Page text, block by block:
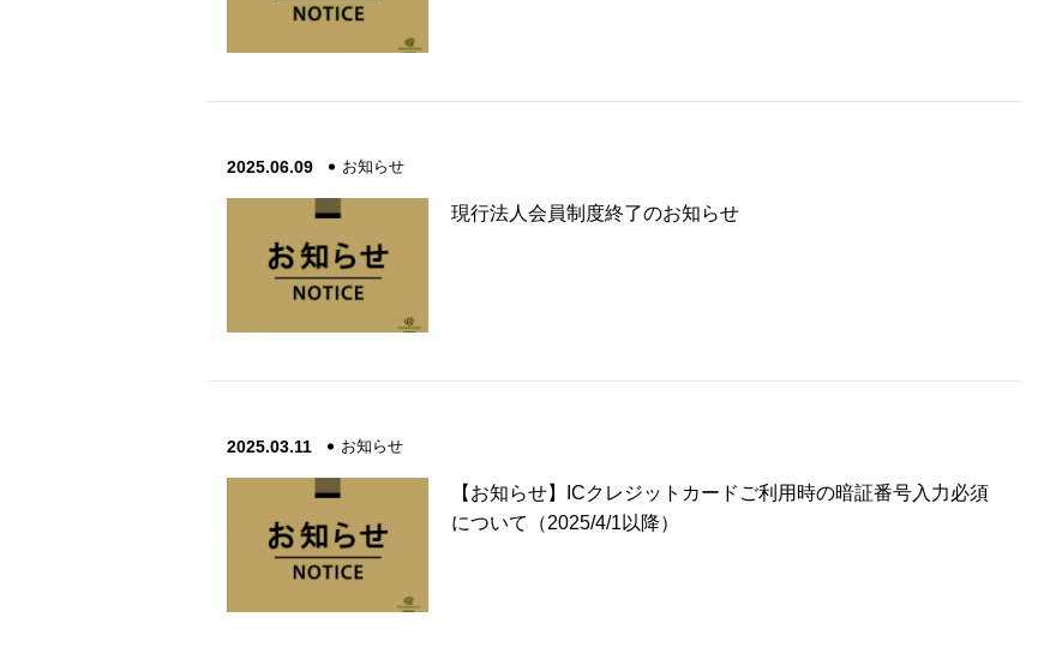
2025.06.09 お知らせ
現行法人会員制度終了のお知らせ
2025.03.11 お知らせ
【お知らせ】ICクレジットカードご利用時の暗証番号入力必須
について（2025/4/1以降）